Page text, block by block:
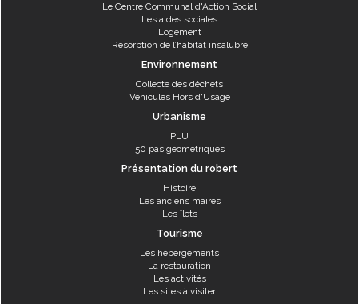
Le Centre Communal d'Action Social
Les aides sociales
Logement
Résorption de l’habitat insalubre
Environnement
Collecte des déchets
Véhicules Hors d'Usage
Urbanisme
PLU
50 pas géométriques
Présentation du robert
Histoire
Les anciens maires
Les îlets
Tourisme
Les hébergements
La restauration
Les activités
Les sites à visiter